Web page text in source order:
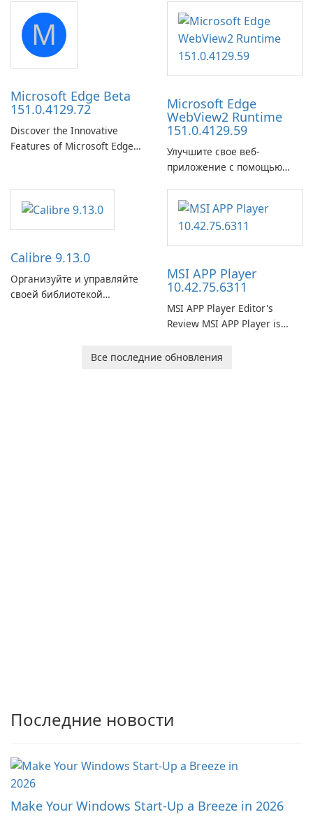
portable media on any
computer running Microsoft
Windows.
M
Microsoft Edge Beta
151.0.4129.72
Discover the Innovative
Features of Microsoft Edge
Beta, developed by Microsoft
Corporation, is shaping the
edge features and seamless
Microsoft Edge
WebView2 Runtime
151.0.4129.59
Улучшите свое веб-
приложение с помощью
Microsoft Edge WebView2!
Calibre 9.13.0
Организуйте и управляйте
своей библиотекой
MSI APP Player
10.42.75.6311
MSI APP Player Editor's
Review MSI APP Player is
emulator built atop the
Все последние обновления
Последние новости
Make Your Windows Start-Up a Breeze in 2026